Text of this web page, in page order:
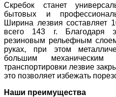
Скребок станет
бытовых и
Ширина лезвия составляет
всего 143 г. Благодаря
резиновым рельефным
руках, при этом
большим
транспортировки лезвие
это позволяет избежать
Наши преимущества